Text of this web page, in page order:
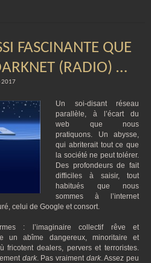
FASCINANTE QUE
(RADIO) …
2017
Un soi-disant réseau
parallèle, à l’écart du
web que nous
pratiquons. Un abysse,
qui abriterait tout ce que
la société ne peut tolérer.
Des profondeurs de fait
difficiles à saisir, tout
habitués que nous
sommes à l’internet
celui de Google et consort.
: l’imaginaire collectif rêve et
un abîme dangereux, minoritaire et
fricotent dealers, pervers et terroristes.
dark. Pas vraiment dark. Assez peu